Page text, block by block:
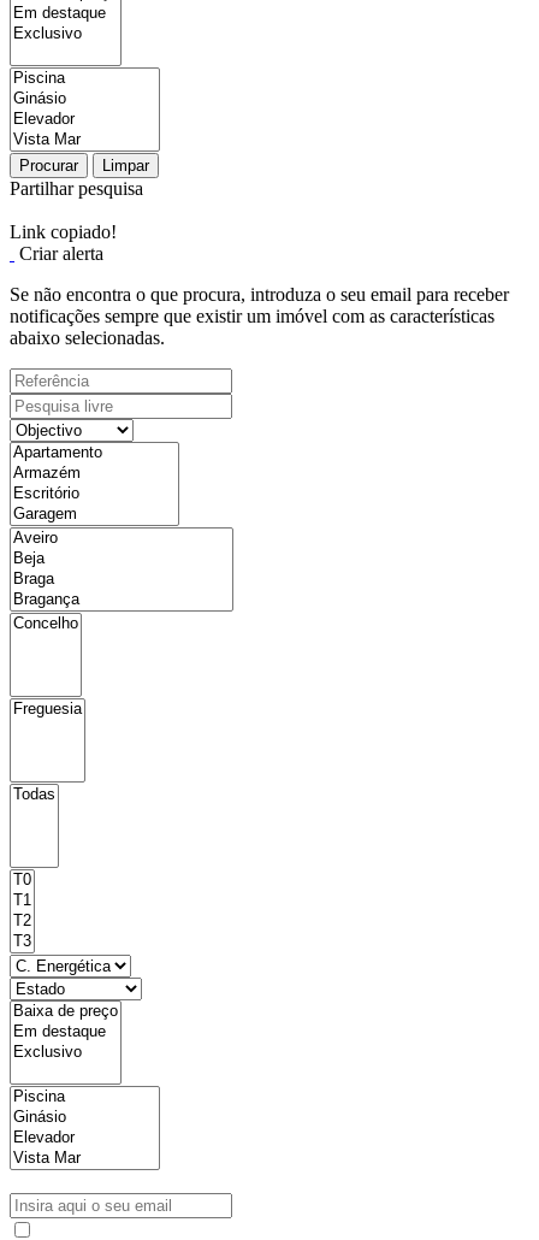
Procurar Limpar
Partilhar pesquisa
Link copiado!
Criar alerta
Se não encontra o que procura, introduza o seu email para receber
notificações sempre que existir um imóvel com as características
abaixo selecionadas.